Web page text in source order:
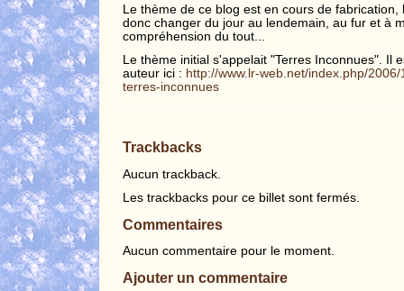
Le thème de ce blog est en cours de
donc changer du jour au lendemain, au fur et à
compréhension du tout...
Le thème initial s'appelait "Terres Inconnues". Il
auteur ici : http://www.lr-web.net/index.php/
terres-inconnues
Trackbacks
Aucun trackback.
Les trackbacks pour ce billet sont fermés.
Commentaires
Aucun commentaire pour le moment.
Ajouter un commentaire